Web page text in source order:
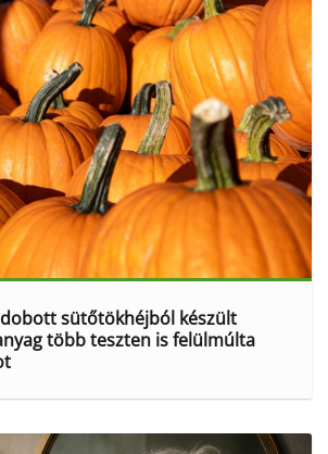
sütőtökhéjból készült
több teszten is felülmúlta